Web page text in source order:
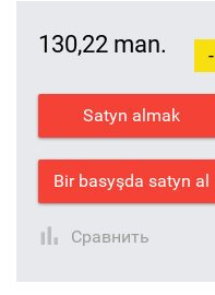
130,22 man. -
Satyn almak
Bir basyşda satyn al
Сравнить